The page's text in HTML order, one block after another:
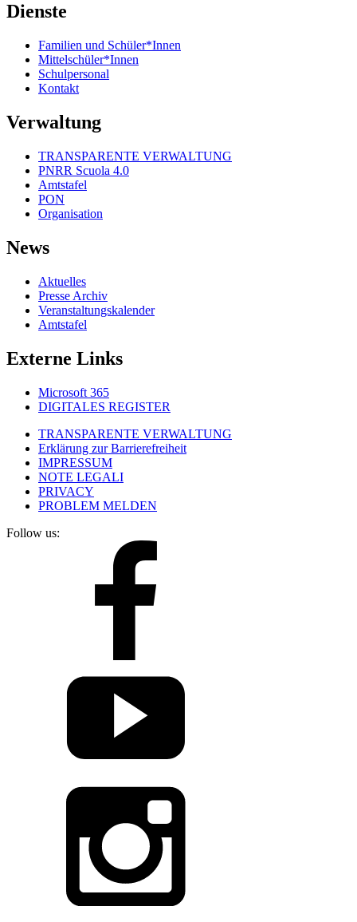
Dienste
Familien und Schüler*Innen
Mittelschüler*Innen
Schulpersonal
Kontakt
Verwaltung
TRANSPARENTE VERWALTUNG
PNRR Scuola 4.0
Amtstafel
PON
Organisation
News
Aktuelles
Presse Archiv
Veranstaltungskalender
Amtstafel
Externe Links
Microsoft 365
DIGITALES REGISTER
TRANSPARENTE VERWALTUNG
Erklärung zur Barrierefreiheit
IMPRESSUM
NOTE LEGALI
PRIVACY
PROBLEM MELDEN
Follow us: